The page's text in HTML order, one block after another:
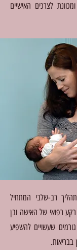
לצרכים האישיים
רב-שלבי המתחיל
רפואי של האישה ובן
שעשויים להשפיע
בבריאות.